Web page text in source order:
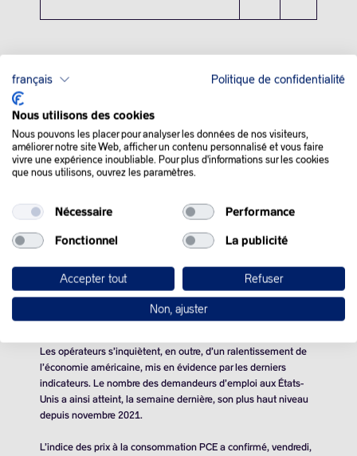
QUE SE PASSE-T-IL
DANS LE MONDE :
vendredi, après avoir atteint leur plus haut niveau depuis près
de deux mois, les opérateurs s’interrogeant toujours sur la
santé de la demande.
On espère que la demande de produits raffinés va être forte
avec l’approche du 4 juillet, fête nationale américaine souvent
marquée par des déplacements, mais cela correspond aussi au
pic de la saison aux États-Unis.
Les opérateurs s’inquiètent, en outre, d’un ralentissement de
l’économie américaine, mis en évidence par les derniers
indicateurs. Le nombre des demandeurs d’emploi aux États-
Unis a ainsi atteint, la semaine dernière, son plus haut niveau
depuis novembre 2021.
L’indice des prix à la consommation PCE a confirmé, vendredi,
français Politique de confidentialité
Nous utilisons des cookies
Nous pouvons les placer pour analyser les données de nos visiteurs,
améliorer notre site Web, afficher un contenu personnalisé et vous faire
vivre une expérience inoubliable. Pour plus d'informations sur les cookies
que nous utilisons, ouvrez les paramètres.
Nécessaire Performance
Fonctionnel La publicité
Accepter tout Refuser
Non, ajuster